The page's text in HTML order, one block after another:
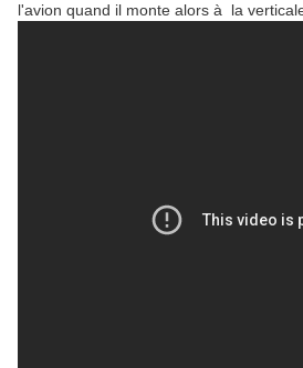
l'avion quand il monte alors à la verticale